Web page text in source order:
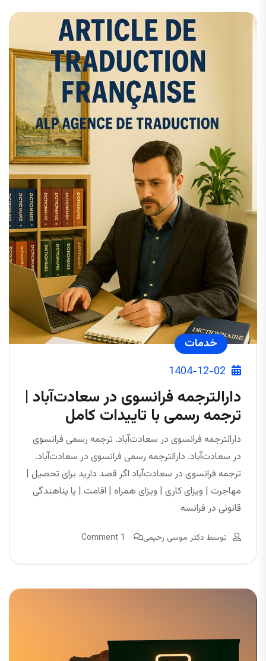
خدمات
1404-12-02
دارالترجمه فرانسوی در سعادت‌آباد |
ترجمه رسمی با تاییدات کامل
دارالترجمه فرانسوی در سعادت‌آباد. ترجمه رسمی فرانسوی
در سعادت‌آباد. دارالترجمه رسمی فرانسوی در سعادت‌آباد.
ترجمه فرانسوی در سعادت‌آباد اگر قصد دارید برای تحصیل |
مهاجرت | ویزای کاری | ویزای همراه | اقامت | یا پناهندگی
قانونی در فرانسه
توسط دکتر موسی رحیمی 1 Comment